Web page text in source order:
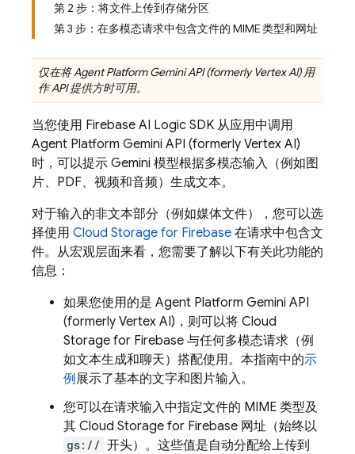
第 2 步：将文件上传到存储分区
第 3 步：在多模态请求中包含文件的 MIME 类型和网址
仅在将Agent PlatformGemini API (formerly Vertex AI)用
作 API 提供方时可用。
当您使用 Firebase AI Logic SDK 从应用中调用
Agent Platform Gemini API (formerly Vertex AI)
时，可以提示 Gemini 模型根据多模态输入（例如图
片、PDF、视频和音频）生成文本。
对于输入的非文本部分（例如媒体文件），您可以选
择使用 Cloud Storage for Firebase 在请求中包含文
件。从宏观层面来看，您需要了解以下有关此功能的
信息：
如果您使用的是 Agent Platform Gemini API
(formerly Vertex AI) ，则可以将 Cloud
Storage for Firebase 与任何多模态请求（例
如文本生成和聊天）搭配使用。本指南中的示
例展示了基本的文字和图片输入。
您可以在请求输入中指定文件的 MIME 类型及
其 Cloud Storage for Firebase 网址（始终以
gs:// 开头）。这些值是自动分配给上传到